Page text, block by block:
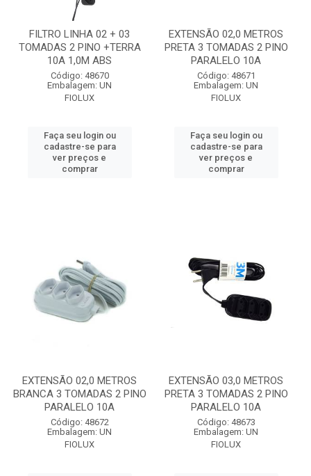
FILTRO LINHA 02 + 03
TOMADAS 2 PINO +TERRA
10A 1,0M ABS
Código: 48670
Embalagem: UN
FIOLUX
Faça seu login ou
cadastre-se para
ver preços e
comprar
EXTENSÃO 02,0 METROS
PRETA 3 TOMADAS 2 PINO
PARALELO 10A
Código: 48671
Embalagem: UN
FIOLUX
Faça seu login ou
cadastre-se para
ver preços e
comprar
EXTENSÃO 02,0 METROS
BRANCA 3 TOMADAS 2 PINO
PARALELO 10A
Código: 48672
Embalagem: UN
FIOLUX
EXTENSÃO 03,0 METROS
PRETA 3 TOMADAS 2 PINO
PARALELO 10A
Código: 48673
Embalagem: UN
FIOLUX